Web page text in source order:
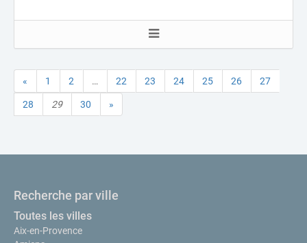
« 1 2 … 22 23 24 25 26 27
28 29 30 »
Recherche par ville
Toutes les villes
Aix-en-Provence